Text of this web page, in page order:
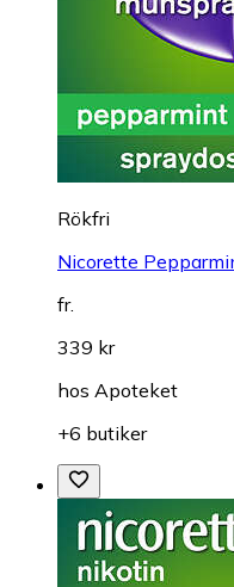
Rökfri
Nicorette
fr.
339 kr
hos Apoteket
+6 butiker